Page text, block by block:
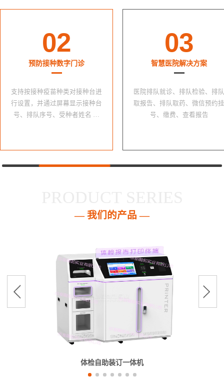
02
预防接种数字门诊
支持按接种疫苗种类对接种台进
行设置，并通过屏幕显示接种台
号、排队序号、受种者姓名 …
03
智慧医院解决方案
医院排队就诊、排队检验、排队
取报告、排队取药、微信预约挂
号、缴费、查看报告
— 我们的产品 —
体检自助装订一体机